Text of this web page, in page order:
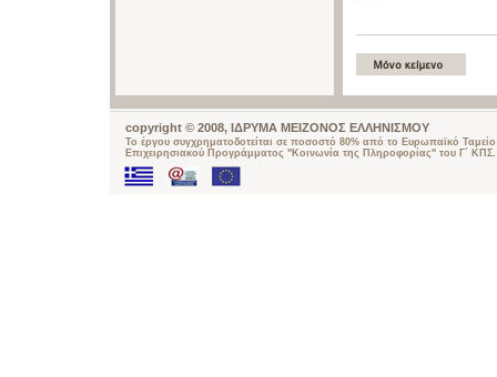
copyright © 2008, ΙΔΡΥΜΑ ΜΕΙΖΟΝΟΣ ΕΛΛΗΝΙΣΜΟΥ
Το έργου συγχρηματοδοτείται σε ποσοστό 80% από το Ευρωπαϊκό
Επιχειρησιακού Προγράμματος "Κοινωνία της Πληροφορίας" του Γ΄ ΚΠΣ.